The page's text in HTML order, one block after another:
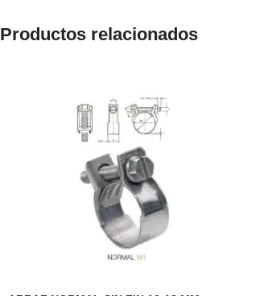
Productos relacionados